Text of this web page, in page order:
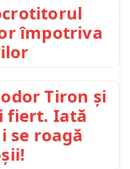
împotriva
Tiron și
fiert. Iată
se roagă